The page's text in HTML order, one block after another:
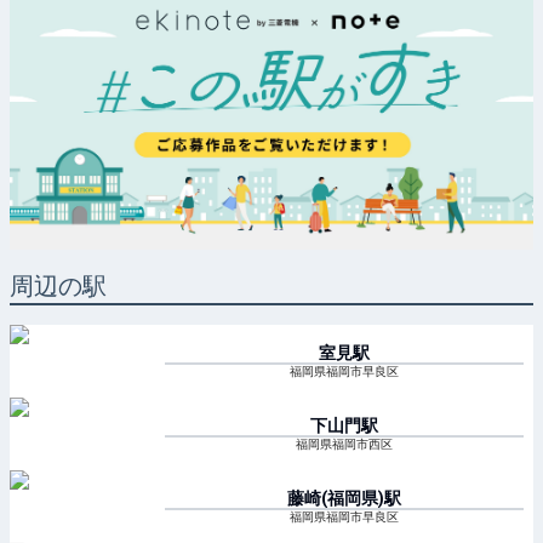
周辺の駅
室見駅
福岡県福岡市早良区
下山門駅
福岡県福岡市西区
藤崎(福岡県)駅
福岡県福岡市早良区